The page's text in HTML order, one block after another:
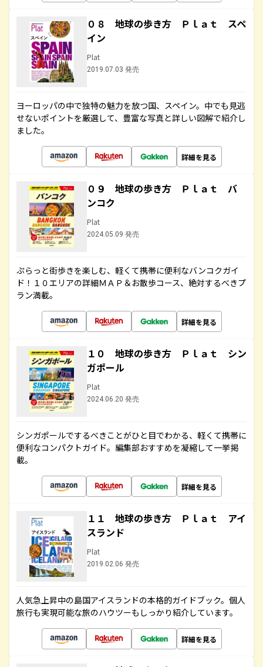
０８ 地球の歩き方 Ｐｌａｔ スペ
イン
Plat
2019.07.03 発売
ヨーロッパの中で独特の魅力を放つ国、スペイン。中でも見逃
せないポイントを厳選して、豊富な写真と詳しい図解で紹介し
ました。
詳細を見る
０９ 地球の歩き方 Ｐｌａｔ バ
ンコク
Plat
2024.05.09 発売
ぷらっと街歩きを楽しむ、軽くて携帯に便利なバンコクガイ
ド！１０エリアの詳細ＭＡＰ＆お散歩コース、絶対するべきプ
ラン満載。
詳細を見る
１０ 地球の歩き方 Ｐｌａｔ シン
ガポール
Plat
2024.06.20 発売
シンガポールでするべきことがひと目でわかる、軽くて携帯に
便利なコンパクトガイド。編集部おすすめを凝縮して一挙掲
載。
詳細を見る
１１ 地球の歩き方 Ｐｌａｔ アイ
スランド
Plat
2019.02.06 発売
人気急上昇中の島国アイスランドの本格的ガイドブック。個人
旅行も実現可能な旅のハウツーもしっかり紹介しています。
詳細を見る